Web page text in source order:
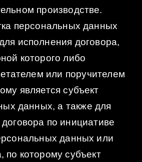
производстве.
персональных данных
исполнения договора,
которого либо
или поручителем
является субъект
данных, а также для
по инициативе
данных или
по которому субъект